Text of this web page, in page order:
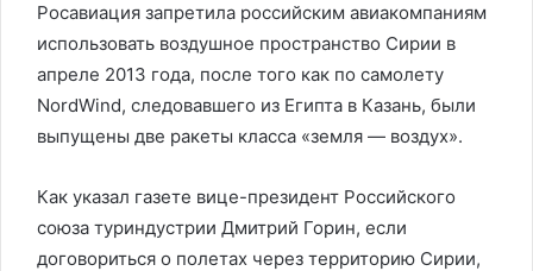
Росавиация запретила российским авиакомпаниям
использовать воздушное пространство Сирии в
апреле 2013 года, после того как по самолету
NordWind, следовавшего из Египта в Казань, были
выпущены две ракеты класса «земля — воздух».
Как указал газете вице-президент Российского
союза туриндустрии Дмитрий Горин, если
договориться о полетах через территорию Сирии,